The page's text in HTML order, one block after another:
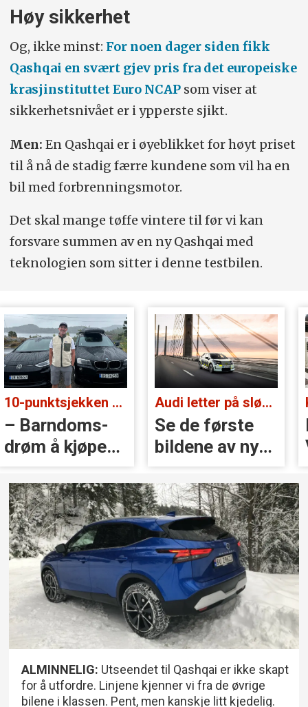
Høy sikkerhet
Og, ikke minst: For noen dager siden fikk
Qashqai en svært gjev pris fra det europeiske
krasjinstituttet Euro NCAPsom viser at
sikkerhetsnivået er i ypperste sjikt.
Men: En Qashqai er i øyeblikket for høyt priset
til å nå de stadig færre kundene som vil ha en
bil med forbrenningsmotor.
Det skal mange tøffe vintere til før vi kan
forsvare summen av en ny Qashqai med
teknologien som sitter i denne testbilen.
Se de første
bildene av nye
A2 e-tron
Kan bli stor og rimelig:
Blir EX50
Volvos neste
storsatsing?
ALMINNELIG: Utseendet til Qashqai er ikke skapt
for å utfordre. Linjene kjenner vi fra de øvrige
bilene i klassen. Pent, men kanskje litt kjedelig.